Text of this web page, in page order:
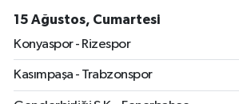
15 Ağustos, Cumartesi
Konyaspor - Rizespor
Kasımpaşa - Trabzonspor